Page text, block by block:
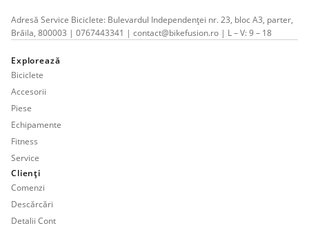
Adresă Service Biciclete: Bulevardul Independenței nr. 23, bloc A3, parter,
Brăila, 800003 | 0767443341 | contact@bikefusion.ro | L – V: 9 – 18
Explorează
Biciclete
Accesorii
Piese
Echipamente
Fitness
Service
Clienți
Comenzi
Descărcări
Detalii Cont